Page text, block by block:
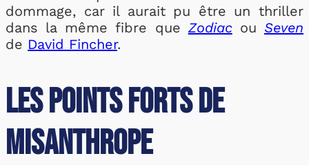
dommage, car il aurait pu être un thriller
dans la même fibre que Zodiacou Seven
de David Fincher.
Les points forts de
Misanthrope